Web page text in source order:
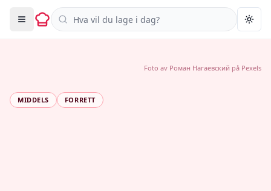
Søk i oppskrifter
MIDDELS FORRETT
Foto av Роман Нагаевский på Pexels